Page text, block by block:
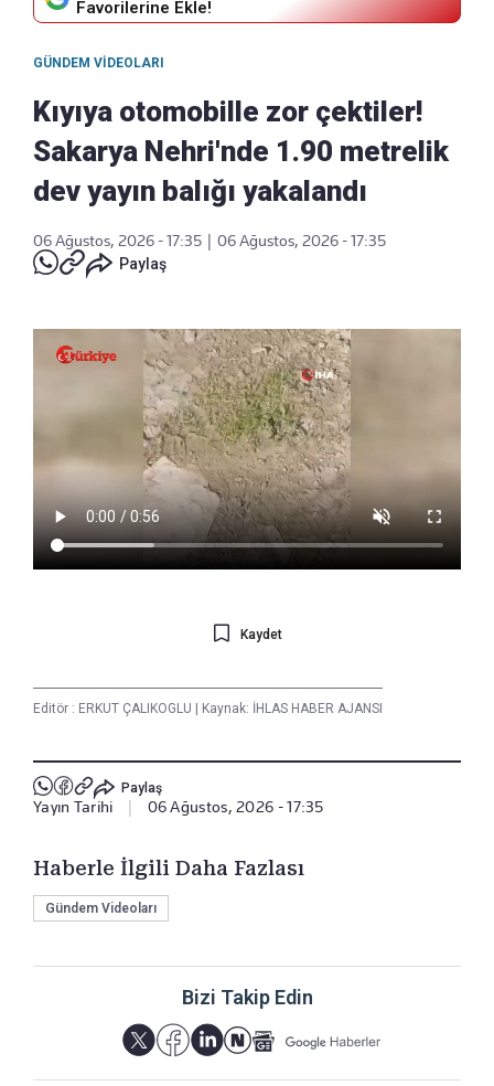
Favorilerine Ekle!
GÜNDEM VIDEOLARI
Kıyıya otomobille zor çektiler!
Sakarya Nehri'nde 1.90 metrelik
dev yayın balığı yakalandı
06 Ağustos, 2026 - 17:35
06 Ağustos, 2026 - 17:35
Paylaş
Kaydet
Editör : ERKUT ÇALIKOGLU Kaynak: İHLAS HABER AJANSI
Paylaş
Yayın Tarihi 06 Ağustos, 2026 - 17:35
Haberle İlgili Daha Fazlası
Gündem Videoları
Bizi Takip Edin